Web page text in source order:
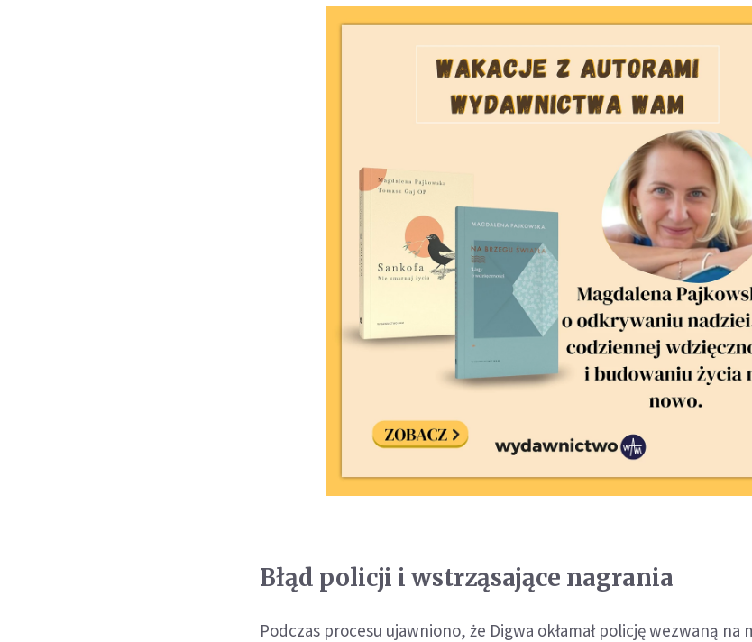
Błąd policji i wstrząsające nagrania
Podczas procesu ujawniono, że Digwa okłamał policję wezwaną na